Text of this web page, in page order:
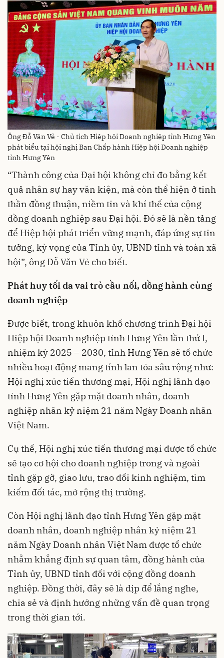
Ông Đỗ Văn Vẻ - Chủ tịch Hiệp hội Doanh nghiệp tỉnh Hưng Yên
phát biểu tại hội nghị Ban Chấp hành Hiệp hội Doanh nghiệp
tỉnh Hưng Yên
“Thành công của Đại hội không chỉ đo bằng kết
quả nhân sự hay văn kiện, mà còn thể hiện ở tinh
thần đồng thuận, niềm tin và khí thế của cộng
đồng doanh nghiệp sau Đại hội. Đó sẽ là nền tảng
để Hiệp hội phát triển vững mạnh, đáp ứng sự tin
tưởng, kỳ vọng của Tỉnh ủy, UBND tỉnh và toàn xã
hội”, ông Đỗ Văn Vẻ cho biết.
Phát huy tối đa vai trò cầu nối, đồng hành cùng
doanh nghiệp
Được biết, trong khuôn khổ chương trình Đại hội
Hiệp hội Doanh nghiệp tỉnh Hưng Yên lần thứ I,
nhiệm kỳ 2025 – 2030, tỉnh Hưng Yên sẽ tổ chức
nhiều hoạt động mang tính lan tỏa sâu rộng như:
Hội nghị xúc tiến thương mại, Hội nghị lãnh đạo
tỉnh Hưng Yên gặp mặt doanh nhân, doanh
nghiệp nhân kỷ niệm 21 năm Ngày Doanh nhân
Việt Nam.
Cụ thể, Hội nghị xúc tiến thương mại được tổ chức
sẽ tạo cơ hội cho doanh nghiệp trong và ngoài
tỉnh gặp gỡ, giao lưu, trao đổi kinh nghiệm, tìm
kiếm đối tác, mở rộng thị trường.
Còn Hội nghị lãnh đạo tỉnh Hưng Yên gặp mặt
doanh nhân, doanh nghiệp nhân kỷ niệm 21
năm Ngày Doanh nhân Việt Nam được tổ chức
nhằm khẳng định sự quan tâm, đồng hành của
Tỉnh ủy, UBND tỉnh đối với cộng đồng doanh
nghiệp. Đồng thời, đây sẽ là dịp để lắng nghe,
chia sẻ và định hướng những vấn đề quan trọng
trong thời gian tới.